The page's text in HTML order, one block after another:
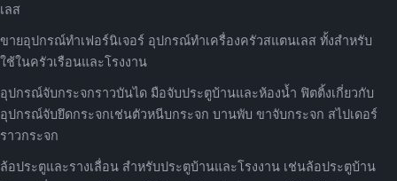
เลส
ขายอุปกรณ์ทำเฟอร์นิเจอร์ อุปกรณ์ทำเครื่องครัวสแตนเลส ทั้งสำหรับ
ใช้ในครัวเรือนและโรงงาน
อุปกรณ์จับกระจกราวบันได มือจับประตูบ้านและห้องน้ำ ฟิตติ้งเกี่ยวกับ
อุปกรณ์จับยึดกระจกเช่นตัวหนีบกระจก บานพับ ขาจับกระจก สไปเดอร์
ราวกระจก
ล้อประตูและรางเลื่อน สำหรับประตูบ้านและโรงงาน เช่นล้อประตูบ้าน